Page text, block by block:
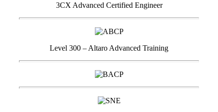
3CX Advanced Certified Engineer
Level 300 – Altaro Advanced Training